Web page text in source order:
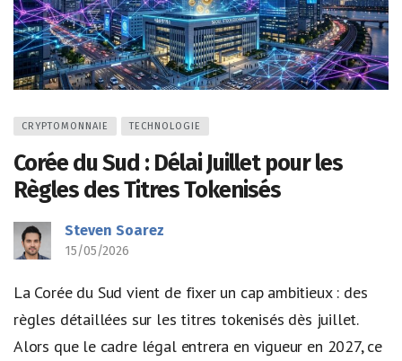
CRYPTOMONNAIE TECHNOLOGIE
Corée du Sud : Délai Juillet pour les
Règles des Titres Tokenisés
Steven Soarez
15/05/2026
La Corée du Sud vient de fixer un cap ambitieux : des
règles détaillées sur les titres tokenisés dès juillet.
Alors que le cadre légal entrera en vigueur en 2027, ce